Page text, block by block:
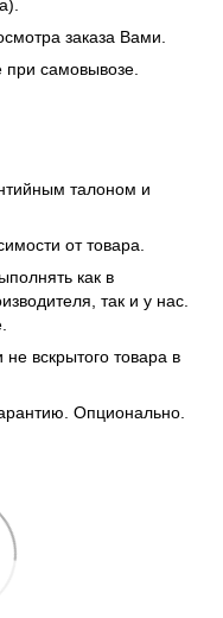
заказа Вами.
самовывозе.
талоном и
от товара.
как в
так и у нас.
вскрытого товара в
Опционально.